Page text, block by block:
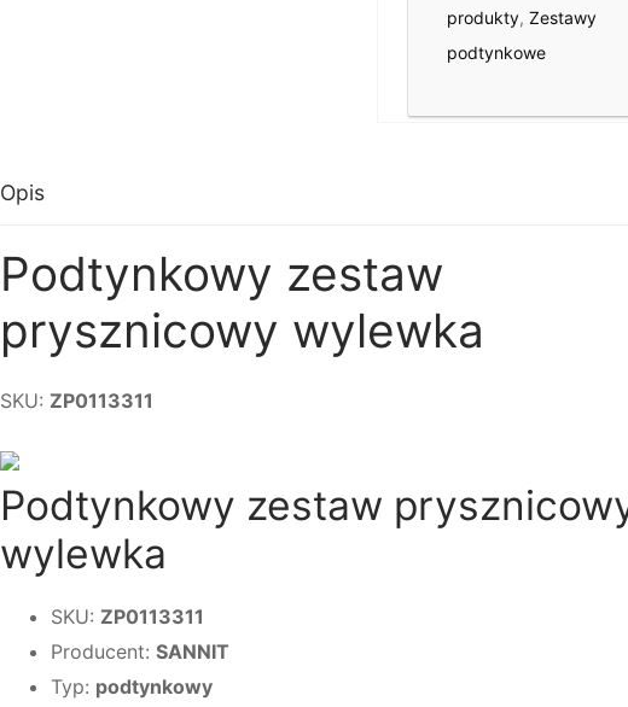
produkty, Zestawy
podtynkowe
Opis
Podtynkowy zestaw
prysznicowy wylewka
SKU: ZP0113311
Podtynkowy zestaw
wylewka
SKU: ZP0113311
Producent: SANNIT
Typ: podtynkowy